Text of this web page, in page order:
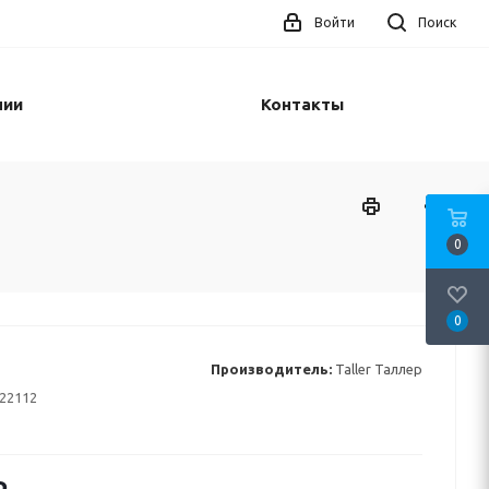
Поиск
Войти
Контакты
Производитель: Taller Таллер
0
0